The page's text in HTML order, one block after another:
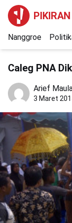
Nanggroe
Caleg PNA
Arief
3 Maret